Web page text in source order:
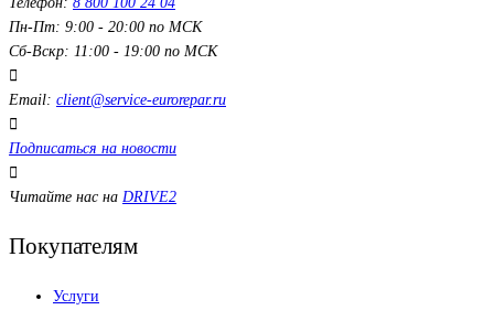
Пн-Пт: 9:00 - 20:00 по МСК
Сб-Вскр: 11:00 - 19:00 по МСК
Email: client@service-eurorepar.ru
Подписаться на новости
Читайте нас на DRIVE2
Покупателям
Услуги